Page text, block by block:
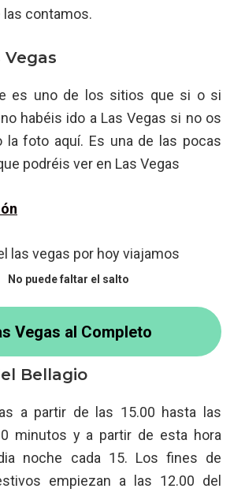
las contamos.
Vegas
es uno de los sitios que si o si
habéis ido a Las Vegas si no os
la foto aquí. Es una de las pocas
podréis ver en Las Vegas
No puede faltar el salto
Vegas al Completo
Bellagio
a partir de las 15.00 hasta las
minutos y a partir de esta hora
noche cada 15. Los fines de
empiezan a las 12.00 del